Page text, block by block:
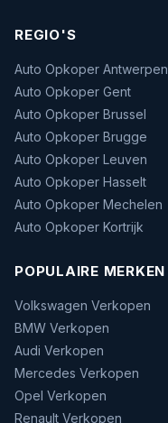
REGIO'S
Auto Opkoper Antwerpen
Auto Opkoper Gent
Auto Opkoper Brussel
Auto Opkoper Brugge
Auto Opkoper Leuven
Auto Opkoper Hasselt
Auto Opkoper Mechelen
Auto Opkoper Kortrijk
POPULAIRE MERKEN
Volkswagen Verkopen
BMW Verkopen
Audi Verkopen
Mercedes Verkopen
Opel Verkopen
Renault Verkopen